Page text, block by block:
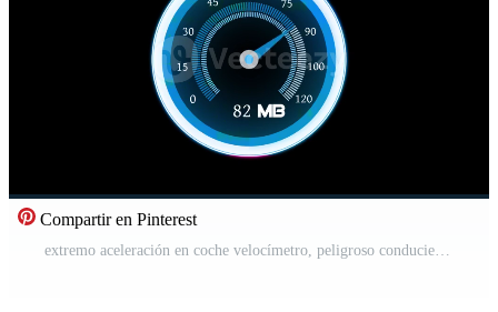
Compartir en Pinterest
extremo aceleración en coche velocímetro, peligroso conduciendo, exceso de velocidad, dui. carreras coche velocímetro Vídeo Gratis